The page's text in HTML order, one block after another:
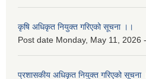
कृषि अधिकृत नियुक्त गरिएको सूचना ।।
Post date Monday, May 11, 2026
प्रशासकीय अधिकृत नियुक्त गरिएको